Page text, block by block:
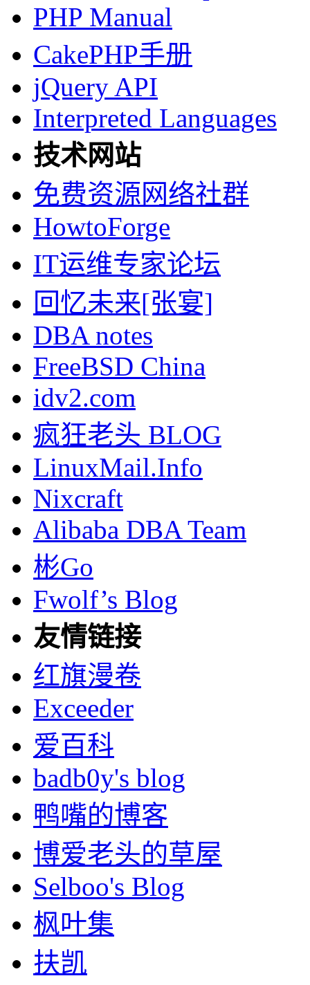
PHP Manual
CakePHP手册
jQuery API
Interpreted Languages
技术网站
免费资源网络社群
HowtoForge
IT运维专家论坛
回忆未来[张宴]
DBA notes
FreeBSD China
idv2.com
疯狂老头 BLOG
LinuxMail.Info
Nixcraft
Alibaba DBA Team
彬Go
Fwolf’s Blog
友情链接
红旗漫卷
Exceeder
爱百科
badb0y's blog
鸭嘴的博客
博爱老头的草屋
Selboo's Blog
枫叶集
扶凯